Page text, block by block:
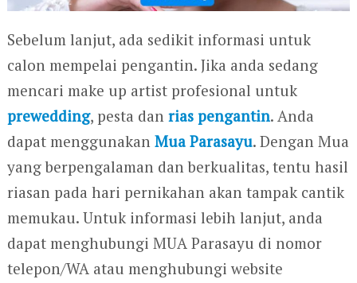
Sebelum lanjut, ada sedikit informasi untuk
calon mempelai pengantin. Jika anda sedang
mencari make up artist profesional untuk
prewedding, pesta dan rias pengantin. Anda
dapat menggunakan Mua Parasayu. Dengan Mua
yang berpengalaman dan berkualitas, tentu hasil
riasan pada hari pernikahan akan tampak cantik
memukau. Untuk informasi lebih lanjut, anda
dapat menghubungi MUA Parasayu di nomor
telepon/WA atau menghubungi website